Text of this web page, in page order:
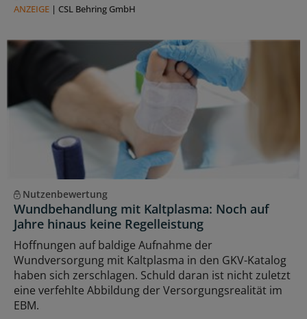
ANZEIGE | CSL Behring GmbH
Nutzenbewertung
Wundbehandlung mit Kaltplasma: Noch auf
Jahre hinaus keine Regelleistung
Hoffnungen auf baldige Aufnahme der
Wundversorgung mit Kaltplasma in den GKV-Katalog
haben sich zerschlagen. Schuld daran ist nicht zuletzt
eine verfehlte Abbildung der Versorgungsrealität im
EBM.